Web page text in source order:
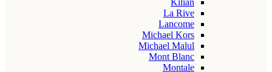
Kilian
La Rive
Lancome
Michael Kors
Michael Malul
Mont Blanc
Montale